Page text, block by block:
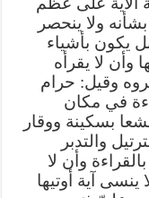
ولا ينحصر
يكون بأشياء
وأن لا يقرأه
وقيل: حرام
في مكان
بسكينة ووقار
والتدبر
وأن لا
آية أوتيها